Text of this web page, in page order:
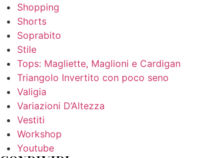
Shopping
Shorts
Soprabito
Stile
Tops: Magliette, Maglioni e Cardigan
Triangolo Invertito con poco seno
Valigia
Variazioni D’Altezza
Vestiti
Workshop
Youtube